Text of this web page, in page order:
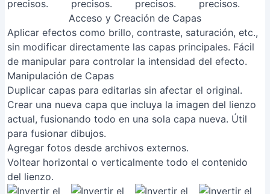
Acceso y Creación de Capas
Aplicar efectos como brillo, contraste, saturación, etc.,
sin modificar directamente las capas principales. Fácil
de manipular para controlar la intensidad del efecto.
Manipulación de Capas
Duplicar capas para editarlas sin afectar el original.
Crear una nueva capa que incluya la imagen del lienzo
actual, fusionando todo en una sola capa nueva. Útil
para fusionar dibujos.
Agregar fotos desde archivos externos.
Voltear horizontal o verticalmente todo el contenido
del lienzo.